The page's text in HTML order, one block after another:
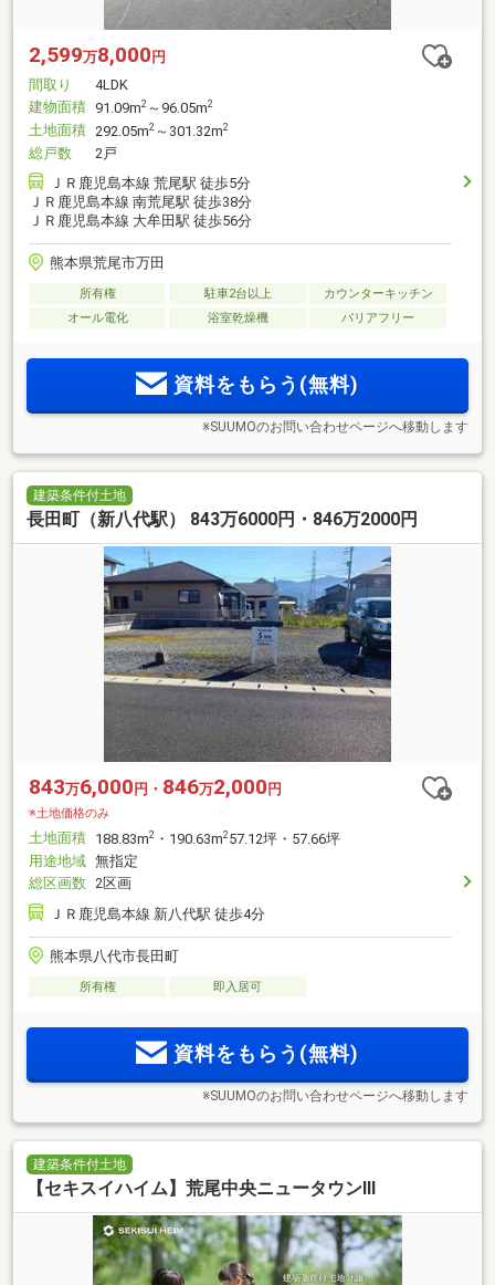
2,599万8,000 円
間取り
4LDK
建物面積 91.09m2 ～96.05m2
土地面積 292.05m2 ～301.32m2
総戸数
2戸
ＪＲ鹿児島本線 荒尾駅 徒歩5分
ＪＲ鹿児島本線 南荒尾駅 徒歩38分
ＪＲ鹿児島本線 大牟田駅 徒歩56分
熊本県荒尾市万田
所有権 駐車2台以上
カウンターキッチン
オール電化
浴室乾燥機 バリアフリー
資料をもらう(無料)
※SUUMOのお問い合わせページへ移動します
建築条件付土地
長田町（新八代駅） 843万6000円・846万2000円
843万6,000 円・ 846万2,000 円
※土地価格のみ
土地面積 188.83m2 ・190.63m257.12坪・57.66坪
用途地域 無指定
総区画数 2区画
ＪＲ鹿児島本線 新八代駅 徒歩4分
熊本県八代市長田町
所有権 即入居可
資料をもらう(無料)
※SUUMOのお問い合わせページへ移動します
建築条件付土地
【セキスイハイム】荒尾中央ニュータウンⅢ